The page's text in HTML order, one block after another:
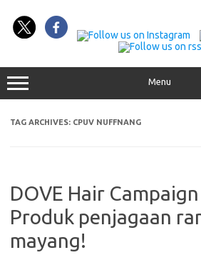
Menu
TAG ARCHIVES: CPUV NUFFNANG
DOVE Hair
Produk penjagaan
mayang!